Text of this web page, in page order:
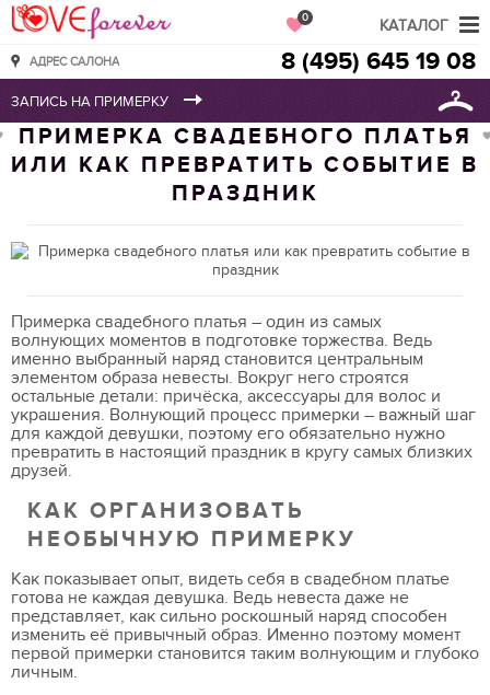
Love Forever
АДРЕС САЛОНА
0
8 (495) 645 19 08
ПРИМЕРКА СВАДЕБНОГО ПЛАТЬЯ
ИЛИ КАК ПРЕВРАТИТЬ СОБЫТИЕ В
ПРАЗДНИК
Примерка свадебного платья – один из самых
волнующих моментов в подготовке торжества. Ведь
именно выбранный наряд становится центральным
элементом образа невесты. Вокруг него строятся
остальные детали: причёска, аксессуары для волос и
украшения. Волнующий процесс примерки – важный шаг
для каждой девушки, поэтому его обязательно нужно
превратить в настоящий праздник в кругу самых близких
друзей.
КАК ОРГАНИЗОВАТЬ
НЕОБЫЧНУЮ ПРИМЕРКУ
Как показывает опыт, видеть себя в свадебном платье
готова не каждая девушка. Ведь невеста даже не
представляет, как сильно роскошный наряд способен
изменить её привычный образ. Именно поэтому момент
первой примерки становится таким волнующим и глубоко
личным.
КАТАЛОГ